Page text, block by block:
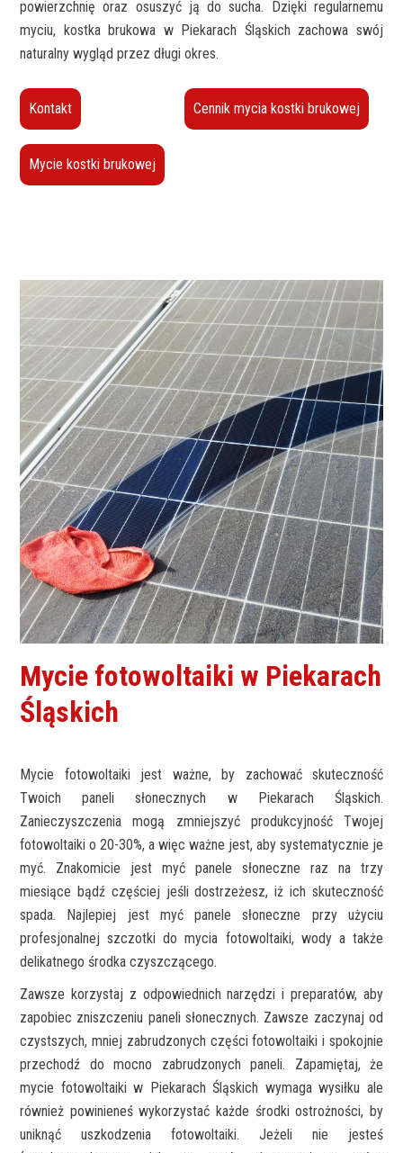
powierzchnię oraz osuszyć ją do sucha. Dzięki regularnemu
myciu, kostka brukowa w Piekarach Śląskich zachowa swój
naturalny wygląd przez długi okres.
Kontakt Cennik mycia kostki brukowej
Mycie kostki brukowej
Mycie fotowoltaiki w Piekarach
Śląskich
Mycie fotowoltaiki jest ważne, by zachować skuteczność
Twoich paneli słonecznych w Piekarach Śląskich.
Zanieczyszczenia mogą zmniejszyć produkcyjność Twojej
fotowoltaiki o 20-30%, a więc ważne jest, aby systematycznie je
myć. Znakomicie jest myć panele słoneczne raz na trzy
miesiące bądź częściej jeśli dostrzeżesz, iż ich skuteczność
spada. Najlepiej jest myć panele słoneczne przy użyciu
profesjonalnej szczotki do mycia fotowoltaiki, wody a także
delikatnego środka czyszczącego.
Zawsze korzystaj z odpowiednich narzędzi i preparatów, aby
zapobiec zniszczeniu paneli słonecznych. Zawsze zaczynaj od
czystszych, mniej zabrudzonych części fotowoltaiki i spokojnie
przechodź do mocno zabrudzonych paneli. Zapamiętaj, że
mycie fotowoltaiki w Piekarach Śląskich wymaga wysiłku ale
również powinieneś wykorzystać każde środki ostrożności, by
uniknąć uszkodzenia fotowoltaiki. Jeżeli nie jesteś